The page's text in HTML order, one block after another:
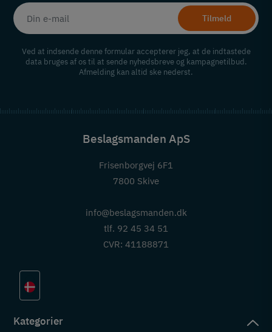
Tilmeld
Ved at indsende denne formular accepterer jeg, at de indtastede
data bruges af os til at sende nyhedsbreve og kampagnetilbud.
Afmelding kan altid ske nederst.
Beslagsmanden ApS
Frisenborgvej 6F1
7800 Skive
info@beslagsmanden.dk
tlf. 92 45 34 51
CVR: 41188871
Kategorier